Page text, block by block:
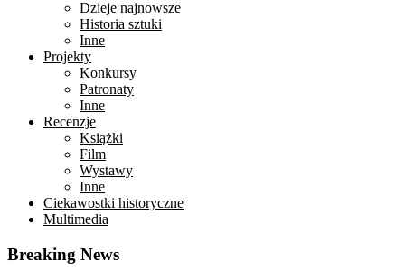
Dzieje najnowsze
Historia sztuki
Inne
Projekty
Konkursy
Patronaty
Inne
Recenzje
Książki
Film
Wystawy
Inne
Ciekawostki historyczne
Multimedia
Breaking News